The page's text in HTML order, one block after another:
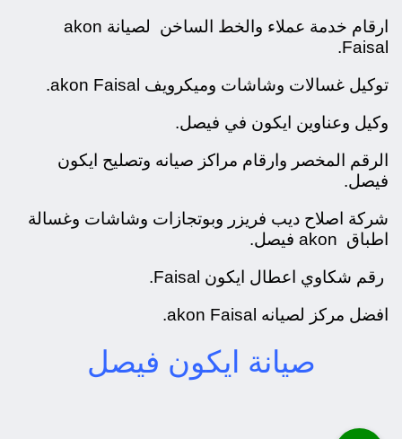
ارقام خدمة عملاء والخط الساخن لصيانة akon
Faisal.
توكيل غسالات وشاشات وميكرويف akon Faisal.
وكيل وعناوين ايكون في فيصل.
الرقم المخصر وارقام مراكز صيانه وتصليح ايكون
فيصل.
شركة اصلاح ديب فريزر وبوتجازات وشاشات وغسالة
اطباق akon فيصل.
رقم شكاوي اعطال ايكون Faisal.
افضل مركز لصيانه akon Faisal.
صيانة ايكون فيصل